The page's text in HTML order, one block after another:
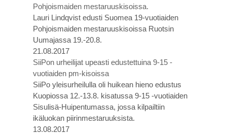
Pohjoismaiden mestaruuskisoissa.
Lauri Lindqvist edusti Suomea 19-vuotiaiden
Pohjoismaiden mestaruuskisoissa Ruotsin
Uumajassa 19.-20.8.
21.08.2017
SiiPon urheilijat upeasti edustettuina 9-15 -
vuotiaiden pm-kisoissa
SiiPo yleisurheilulla oli huikean hieno edustus
Kuopiossa 12.-13.8. kisatussa 9-15 -vuotiaiden
Sisulisä-Huipentumassa, jossa kilpailtiin
ikäluokan piirinmestaruuksista.
13.08.2017